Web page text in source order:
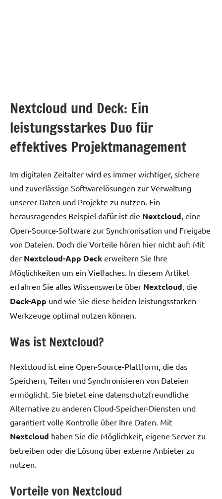
Nextcloud und Deck: Ein
leistungsstarkes Duo für
effektives Projektmanagement
Im digitalen Zeitalter wird es immer wichtiger, sichere
und zuverlässige Softwarelösungen zur Verwaltung
unserer Daten und Projekte zu nutzen. Ein
herausragendes Beispiel dafür ist die Nextcloud , eine
Open-Source-Software zur Synchronisation und Freigabe
von Dateien. Doch die Vorteile hören hier nicht auf: Mit
der Nextcloud-App Deck erweitern Sie Ihre
Möglichkeiten um ein Vielfaches. In diesem Artikel
erfahren Sie alles Wissenswerte über Nextcloud , die
Deck-App und wie Sie diese beiden leistungsstarken
Werkzeuge optimal nutzen können.
Was ist Nextcloud?
Nextcloud ist eine Open-Source-Plattform, die das
Speichern, Teilen und Synchronisieren von Dateien
ermöglicht. Sie bietet eine datenschutzfreundliche
Alternative zu anderen Cloud-Speicher-Diensten und
garantiert volle Kontrolle über Ihre Daten. Mit
Nextcloud haben Sie die Möglichkeit, eigene Server zu
betreiben oder die Lösung über externe Anbieter zu
nutzen.
Vorteile von Nextcloud